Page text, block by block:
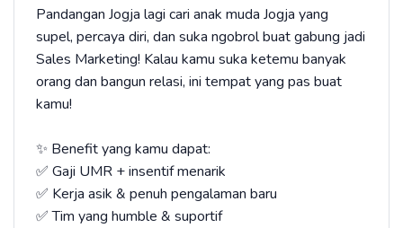
Pandangan Jogja lagi cari anak muda Jogja yang
supel, percaya diri, dan suka ngobrol buat gabung jadi
Sales Marketing! Kalau kamu suka ketemu banyak
orang dan bangun relasi, ini tempat yang pas buat
kamu!
✨ Benefit yang kamu dapat:
✅ Gaji UMR + insentif menarik
✅ Kerja asik & penuh pengalaman baru
✅ Tim yang humble & suportif